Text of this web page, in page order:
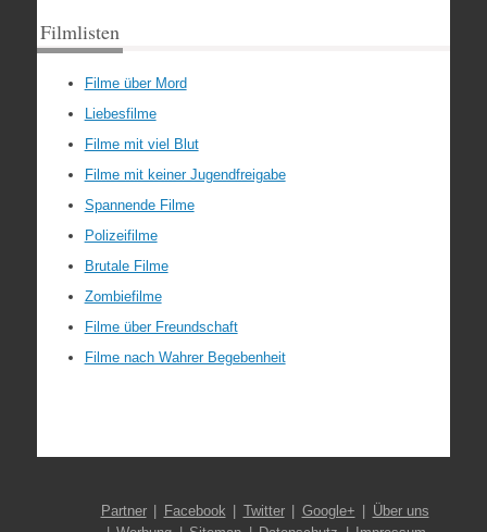
Filmlisten
Filme über Mord
Liebesfilme
Filme mit viel Blut
Filme mit keiner Jugendfreigabe
Spannende Filme
Polizeifilme
Brutale Filme
Zombiefilme
Filme über Freundschaft
Filme nach Wahrer Begebenheit
Partner Facebook Twitter Google+
Über uns